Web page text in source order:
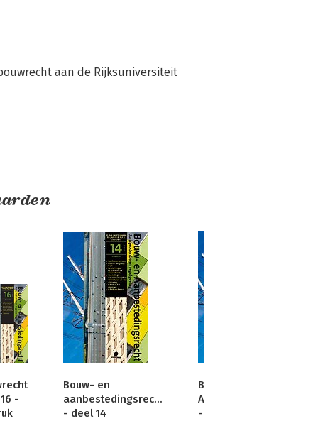
aan de Rijksuniversiteit
-
Bouw- en
aanbestedingsrecht
- deel 14
Bouw- en
Aanbestedingsrecht
- deel 11